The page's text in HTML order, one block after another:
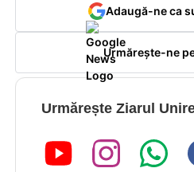
Adaugă-ne ca
Urmărește-ne
Urmărește Ziarul